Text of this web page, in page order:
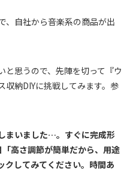
、自社から音楽系の商品が出
と思うので、先陣を切って『ウ
納DIYに挑戦してみます。参
まいました…。すぐに完成形
高さ調節が簡単だから、用途
クしてみてください。時間あ